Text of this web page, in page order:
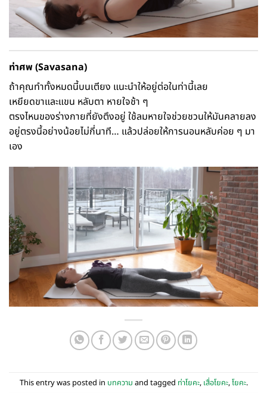
ท่าศพ (Savasana)
ถ้าคุณทำทั้งหมดนี้บนเตียง แนะนำให้อยู่ต่อในท่านี้เลย
เหยียดขาและแขน หลับตา หายใจช้า ๆ
ตรงไหนของร่างกายที่ยังตึงอยู่ ใช้ลมหายใจช่วยชวนให้มันคลายลง
อยู่ตรงนี้อย่างน้อยไม่กี่นาที… แล้วปล่อยให้การนอนหลับค่อย ๆ มา
เอง
This entry was posted in บทความ and tagged ท่าโยคะ, เสื่อโยคะ,โยคะ.